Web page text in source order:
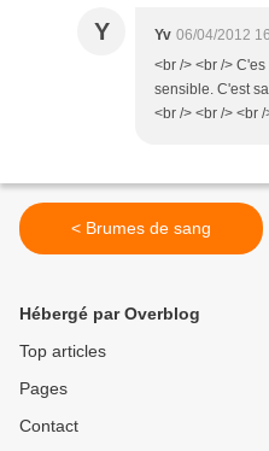
Y Yv 06/04/2012
<br /> <br />
sensible. C'est
<br /> <br /> <br /
< Brumes de sang
Hébergé par Overblog
Top articles
Pages
Contact